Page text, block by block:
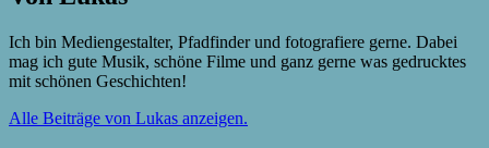
Ich bin Mediengestalter, Pfadfinder und fotografiere gerne. Dabei
mag ich gute Musik, schöne Filme und ganz gerne was gedrucktes
mit schönen Geschichten!
Alle Beiträge von Lukas anzeigen.